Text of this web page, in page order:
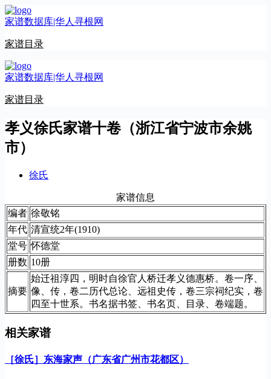
跳
至
容
家谱数据库|华人寻根网
家谱目录
家谱数据库|华人寻根网
家谱目录
孝义徐氏家谱十卷（浙江省宁波市余姚
市）
徐氏
家谱信息
编者 徐敬铭
年代 清宣统2年(1910)
堂号 怀德堂
册数 10册
摘要
始迁祖淳四，明时自徐官人桥迁孝义德惠桥。卷一序、
像、传，卷二历代总论、远祖史传，卷三宗祠纪实，卷
四至十世系。书名据书签、书名页、目录、卷端题。
相关家谱
［徐氏］东海家声（广东省广州市花都区）